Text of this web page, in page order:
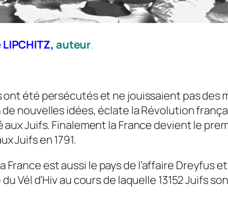
auteur.
été persécutés et ne jouissaient pas des
nouvelles idées, éclate la Révolution
aux Juifs. Finalement la France devient le
Juifs en 1791.
France est aussi le pays de l’affaire Dreyfus
Vél d’Hiv au cours de laquelle 13152